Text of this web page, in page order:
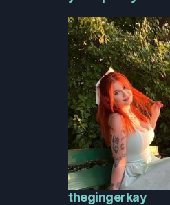
thegingerkay